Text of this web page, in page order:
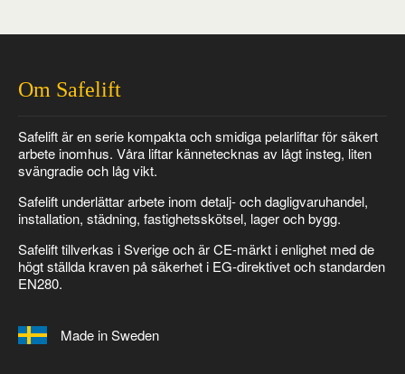
Om Safelift
Safelift är en serie kompakta och smidiga pelarliftar för säkert
arbete inomhus. Våra liftar kännetecknas av lågt insteg, liten
svängradie och låg vikt.
Safelift underlättar arbete inom detalj- och dagligvaruhandel,
installation, städning, fastighetsskötsel, lager och bygg.
Safelift tillverkas i Sverige och är CE-märkt i enlighet med de
högt ställda kraven på säkerhet i EG-direktivet och standarden
EN280.
Made in Sweden